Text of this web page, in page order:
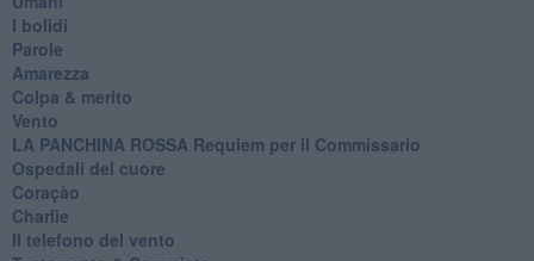
I bolidi
Parole
Amarezza
Colpa & merito
Vento
​LA PANCHINA ROSSA Requiem per il Commissario
Ospedali del cuore
Coraçào
Charlie
Il telefono del vento